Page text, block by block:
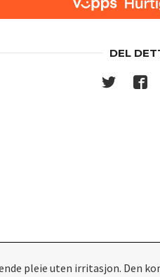
Serum 30ml DEL
pleie uten irritasjon. Den